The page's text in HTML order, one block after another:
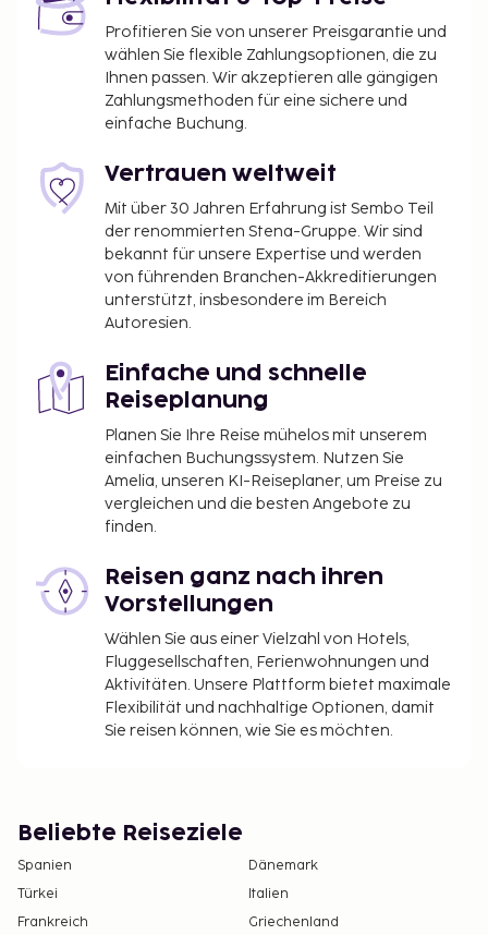
Profitieren Sie von unserer Preisgarantie und
wählen Sie flexible Zahlungsoptionen, die zu
Ihnen passen. Wir akzeptieren alle gängigen
Zahlungsmethoden für eine sichere und
einfache Buchung.
Vertrauen weltweit
Mit über 30 Jahren Erfahrung ist Sembo Teil
der renommierten Stena-Gruppe. Wir sind
bekannt für unsere Expertise und werden
von führenden Branchen-Akkreditierungen
unterstützt, insbesondere im Bereich
Autoresien.
Einfache und schnelle
Reiseplanung
Planen Sie Ihre Reise mühelos mit unserem
einfachen Buchungssystem. Nutzen Sie
Amelia, unseren KI-Reiseplaner, um Preise zu
vergleichen und die besten Angebote zu
finden.
Reisen ganz nach ihren
Vorstellungen
Wählen Sie aus einer Vielzahl von Hotels,
Fluggesellschaften, Ferienwohnungen und
Aktivitäten. Unsere Plattform bietet maximale
Flexibilität und nachhaltige Optionen, damit
Sie reisen können, wie Sie es möchten.
Beliebte Reiseziele
Spanien
Dänemark
Türkei
Italien
Frankreich
Griechenland